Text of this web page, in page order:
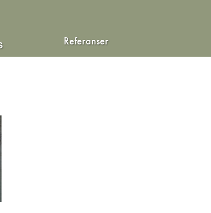
Referanser